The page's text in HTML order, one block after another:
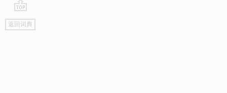
go
top
返回词典